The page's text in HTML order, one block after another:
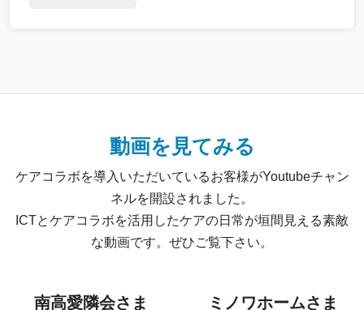
動画を見てみる
ケアコラボを導入いただいているお客様がYoutubeチャン
ネルを開設されました。
ICTとケアコラボを活用したケアの日常が垣間見える素敵
な動画です。ぜひご覧下さい。
南高愛隣会さま ミノワホームさま